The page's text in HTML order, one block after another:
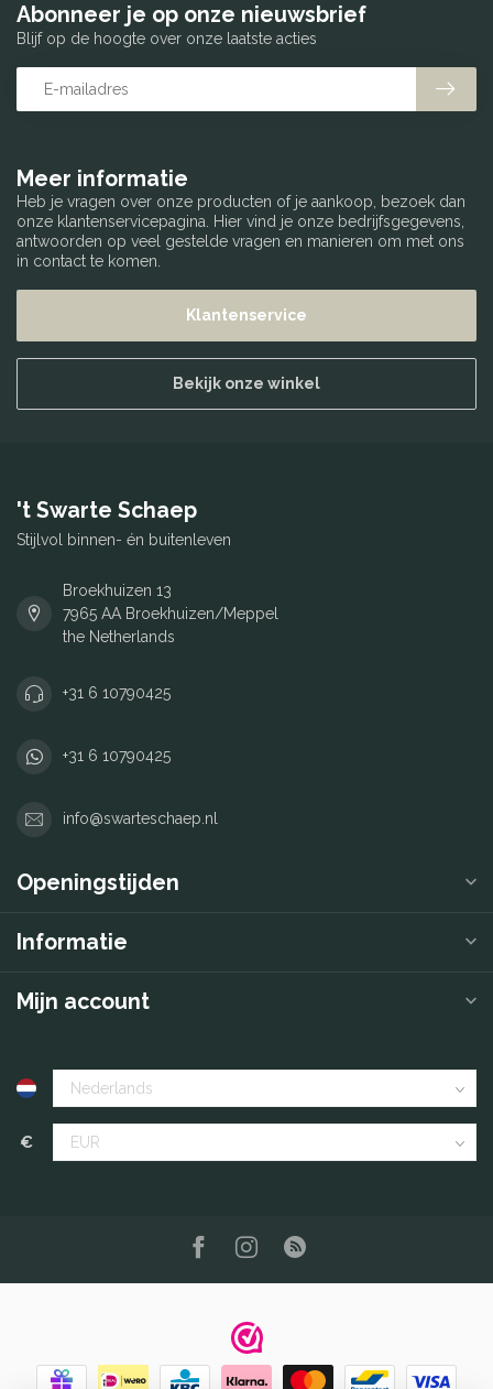
Meer informatie
Heb je vragen over onze producten of je aankoop, bezoek dan
onze klantenservicepagina. Hier vind je onze bedrijfsgegevens,
antwoorden op veel gestelde vragen en manieren om met ons
in contact te komen.
Klantenservice
Bekijk onze winkel
Abonneer je op onze nieuwsbrief
Blijf op de hoogte over onze laatste acties
't Swarte Schaep
Stijlvol binnen- én buitenleven
Broekhuizen 13
7965 AA Broekhuizen/Meppel
the Netherlands
+31 6 10790425
+31 6 10790425
info@swarteschaep.nl
Openingstijden
Informatie
Mijn account
€